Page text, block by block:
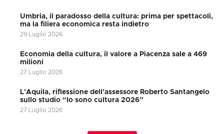
Umbria, il paradosso della cultura: prima per spettacoli,
ma la filiera economica resta indietro
29 Luglio 2026
Economia della cultura, il valore a Piacenza sale a 469
milioni
27 Luglio 2026
L’Aquila, riflessione dell’assessore Roberto Santangelo
sullo studio “Io sono cultura 2026”
27 Luglio 2026